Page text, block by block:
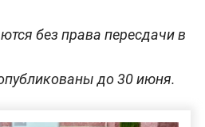
без права пересдачи в
до 30 июня.